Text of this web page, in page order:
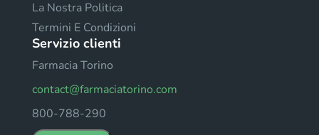
La Nostra Politica
Termini E Condizioni
Servizio clienti
Farmacia Torino
contact@farmaciatorino.com
800-788-290